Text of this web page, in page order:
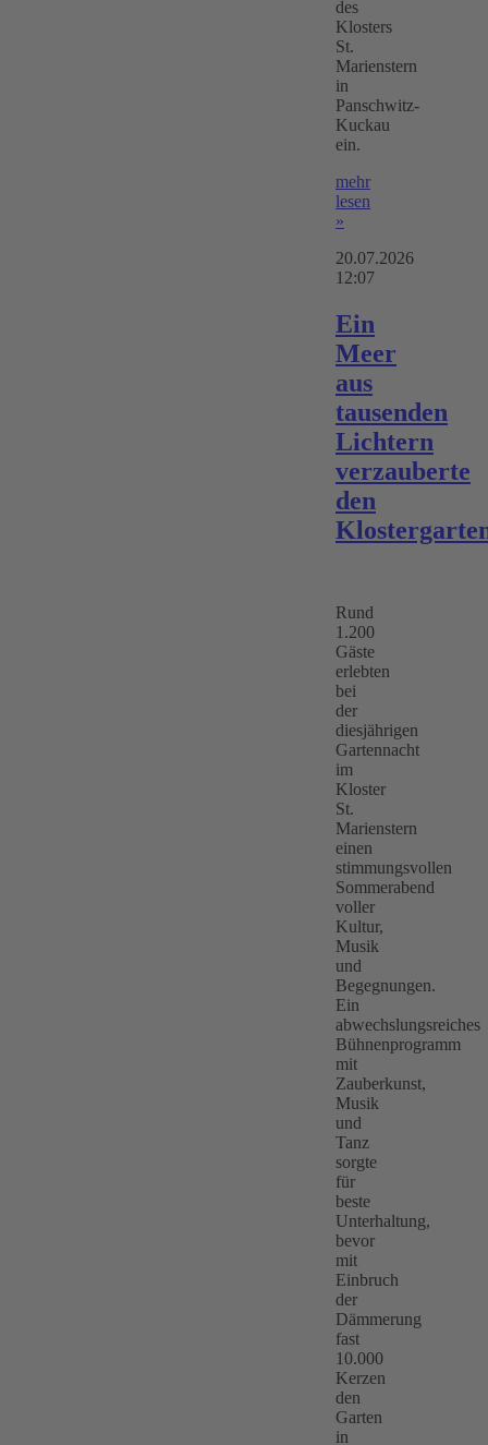
des
Klosters
St.
Marienstern
in
Panschwitz-
Kuckau
ein.
mehr
lesen
»
20.07.2026
12:07
Ein
Meer
aus
tausenden
Lichtern
verzauberte
den
Rund
1.200
Gäste
erlebten
bei
der
diesjährigen
Gartennacht
im
Kloster
St.
Marienstern
einen
stimmungsvollen
Sommerabend
voller
Kultur,
Musik
und
Begegnungen.
Ein
abwechslungsreiches
Bühnenprogramm
mit
Zauberkunst,
Musik
und
Tanz
sorgte
für
beste
Unterhaltung,
bevor
mit
Einbruch
der
Dämmerung
fast
10.000
Kerzen
den
Garten
in